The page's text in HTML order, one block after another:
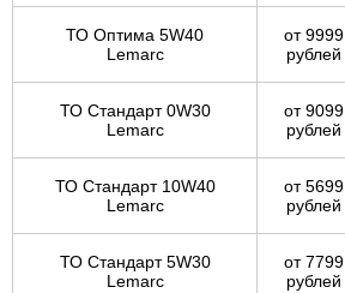
ТО Оптима 5W40
Lemarc
от 9999
рублей
ТО Стандарт 0W30
Lemarc
от 9099
рублей
ТО Стандарт 10W40
Lemarc
от 5699
рублей
ТО Стандарт 5W30
Lemarc
от 7799
рублей